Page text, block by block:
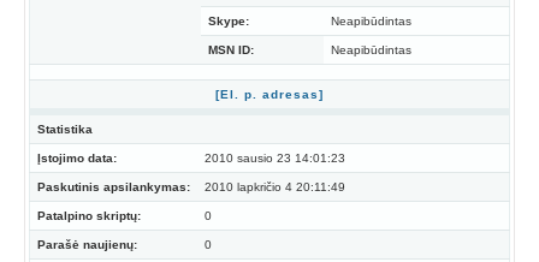
Skype: Neapibūdintas
MSN ID: Neapibūdintas
[El. p. adresas]
Statistika
Įstojimo data: 2010 sausio 23 14:01:23
Paskutinis apsilankymas: 2010 lapkričio 4 20:11:49
Patalpino skriptų: 0
Parašė naujienų: 0